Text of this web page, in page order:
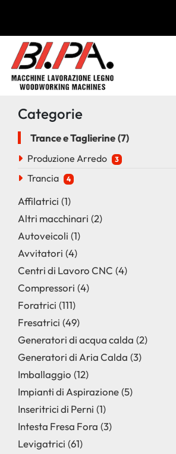
Categorie
Trance e Taglierine 7
Produzione Arredo 3
Trancia 4
Affilatrici 1
Altri macchinari 2
Autoveicoli 1
Avvitatori 4
Centri di Lavoro CNC 4
Compressori 4
Foratrici 111
Fresatrici 49
Generatori di acqua calda 2
Generatori di Aria Calda 3
Imballaggio 12
Impianti di Aspirazione 5
Inseritrici di Perni 1
Intesta Fresa Fora 3
Levigatrici 61